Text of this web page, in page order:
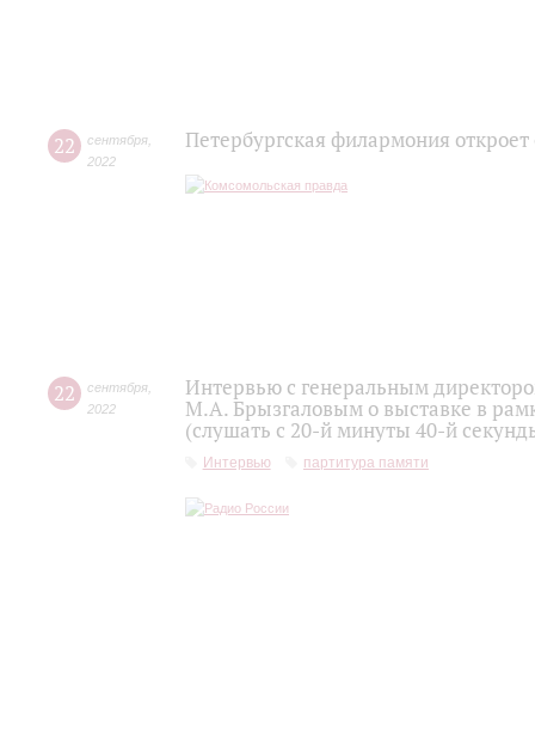
22 сентября
2022
Петербургская филармония
22 сентября
2022
Интервью с генеральным
М.А. Брызгаловым о выставке в
(слушать с 20-й минуты 40-й
Интервью партитура памяти